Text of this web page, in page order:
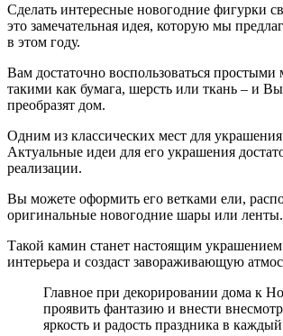
Сделать интересные новогодние фигурки
это замечательная идея, которую мы
в этом году.
Вам достаточно воспользоваться простыми
такими как бумага, шерсть или ткань – и
преобразят дом.
Одним из классических мест для
Актуальные идеи для его украшения
реализации.
Вы можете оформить его ветками ели,
оригинальные новогодние шары или ленты.
Такой камин станет настоящим
интерьера и создаст завораживающую
Главное при декорировании дома к
проявить фантазию и внести
яркость и радость праздника в